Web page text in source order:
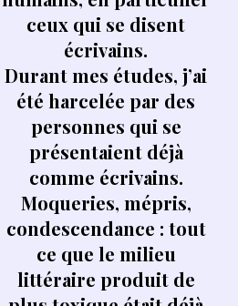
ceux qui se disent
écrivains.
Durant mes études, j’ai
été harcelée par des
personnes qui se
présentaient déjà
comme écrivains.
Moqueries, mépris,
condescendance : tout
ce que le milieu
littéraire produit de